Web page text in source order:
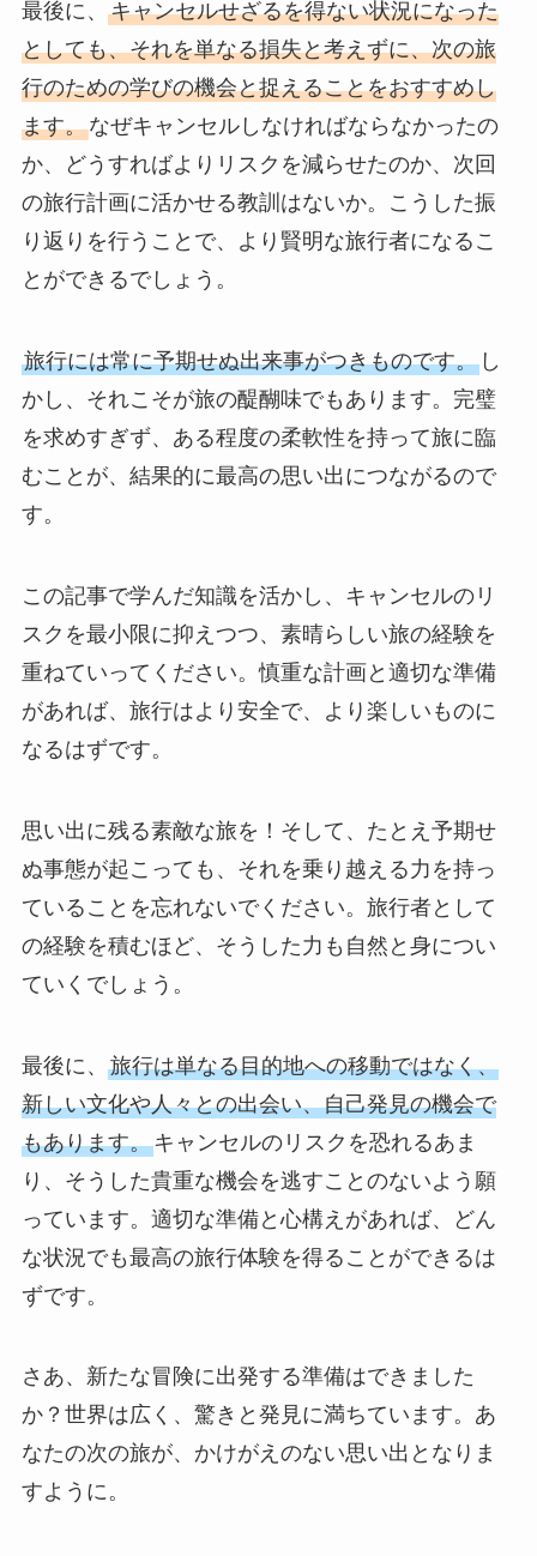
最後に、 キャンセルせざるを得ない状況になった
としても、それを単なる損失と考えずに、次の旅
行のための学びの機会と捉えることをおすすめし
ます。なぜキャンセルしなければならなかったの
か、どうすればよりリスクを減らせたのか、次回
の旅行計画に活かせる教訓はないか。こうした振
り返りを行うことで、より賢明な旅行者になるこ
とができるでしょう。
旅行には常に予期せぬ出来事がつきものです。し
かし、それこそが旅の醍醐味でもあります。完璧
を求めすぎず、ある程度の柔軟性を持って旅に臨
むことが、結果的に最高の思い出につながるので
す。
この記事で学んだ知識を活かし、キャンセルのリ
スクを最小限に抑えつつ、素晴らしい旅の経験を
重ねていってください。慎重な計画と適切な準備
があれば、旅行はより安全で、より楽しいものに
なるはずです。
思い出に残る素敵な旅を！そして、たとえ予期せ
ぬ事態が起こっても、それを乗り越える力を持っ
ていることを忘れないでください。旅行者として
の経験を積むほど、そうした力も自然と身につい
ていくでしょう。
最後に、 旅行は単なる目的地への移動ではなく、
新しい文化や人々との出会い、自己発見の機会で
もあります。キャンセルのリスクを恐れるあま
り、そうした貴重な機会を逃すことのないよう願
っています。適切な準備と心構えがあれば、どん
な状況でも最高の旅行体験を得ることができるは
ずです。
さあ、新たな冒険に出発する準備はできました
か？世界は広く、驚きと発見に満ちています。あ
なたの次の旅が、かけがえのない思い出となりま
すように。